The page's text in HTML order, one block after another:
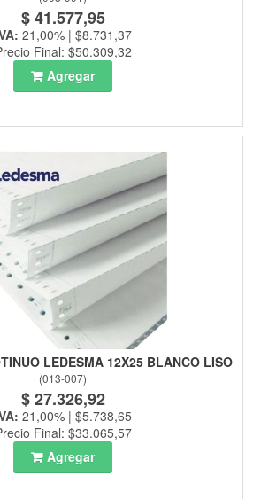
$ 41.577,95
21,00% | $8.731,37
Final: $50.309,32
Agregar
LEDESMA 12X25 BLANCO LISO
(013-007)
$ 27.326,92
21,00% | $5.738,65
Final: $33.065,57
Agregar